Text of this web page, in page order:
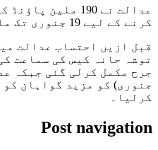
عدالت نے 190
کرنے کے لیے 19 جنوری تک ملتوی کردی۔
قبل ازیں احتساب عدالت
توشہ حانہ کیس کی سماعت
جنوری) کو مزید گواہان
کرلیا۔
Post navigation